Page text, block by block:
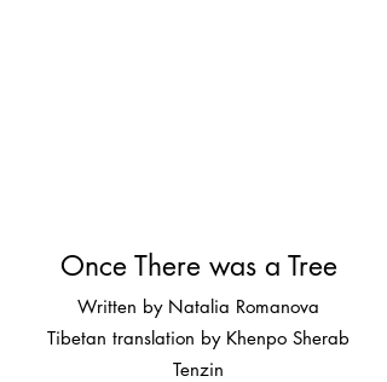
Once There was a Tree
Written by Natalia Romanova
Tibetan translation by Khenpo Sherab
Tenzin